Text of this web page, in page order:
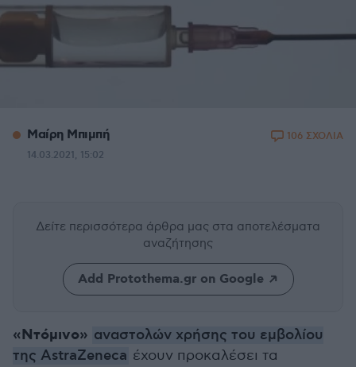
Μαίρη Μπιμπή
14.03.2021, 15:02
106 ΣΧΟΛΙΑ
Δείτε περισσότερα άρθρα μας στα αποτελέσματα
αναζήτησης
Add Protothema.gr on Google
«Ντόμινο» αναστολών χρήσης του εμβολίου
της AstraZeneca έχουν προκαλέσει τα